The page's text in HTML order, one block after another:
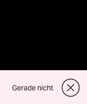
Gerade nicht